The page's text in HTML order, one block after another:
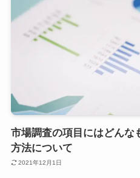
市場調査の項目にはどんな
方法について
2021年12月1日